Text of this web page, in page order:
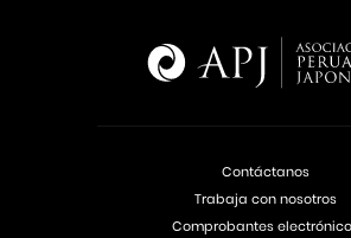
Contáctanos
Trabaja con nosotros
Comprobantes